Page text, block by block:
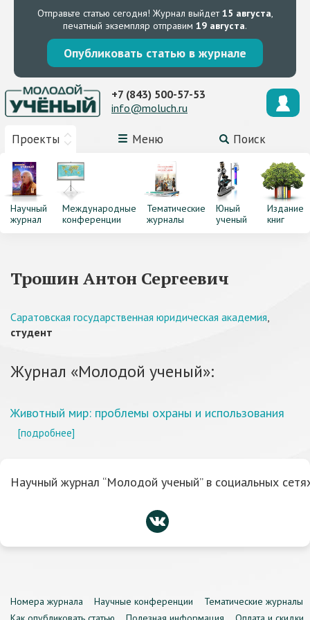
Отправьте статью сегодня! Журнал выйдет15 августа,
печатный экземпляр отправим 19 августа.
Опубликовать статью в журнале
Проекты Меню Поиск
+7 (843) 500-57-53
info@moluch.ru
Научный
журнал
Международные
конференции
Тематические
журналы
Юный
ученый
Издание
книг
Трошин Антон Сергеевич
Саратовская государственная юридическая академия,
студент
Журнал «Молодой ученый»:
Животный мир: проблемы охраны и использования
[подробнее]
Научный журнал “Молодой ученый” в социальных
Номера журнала Научные конференции
Тематические журналы